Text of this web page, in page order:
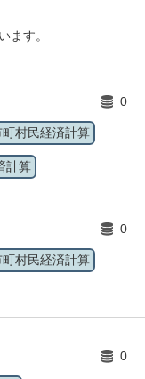
ます。
0
町村民経済計算
計算
0
町村民経済計算
0